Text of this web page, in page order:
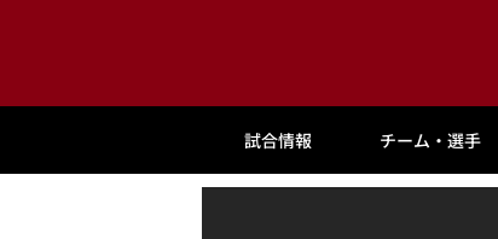
試合情報 チーム・選手